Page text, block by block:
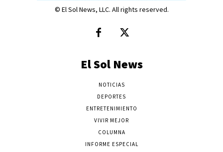
© El Sol News, LLC. All rights reserved.
El Sol News
NOTICIAS
DEPORTES
ENTRETENIMIENTO
VIVIR MEJOR
COLUMNA
INFORME ESPECIAL